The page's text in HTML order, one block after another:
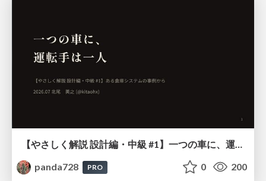
【やさしく解説 設計編・中級 #1】一つの車に、運転手は一人 ～ある倉庫システムの事例から～
panda728
PRO 0 200